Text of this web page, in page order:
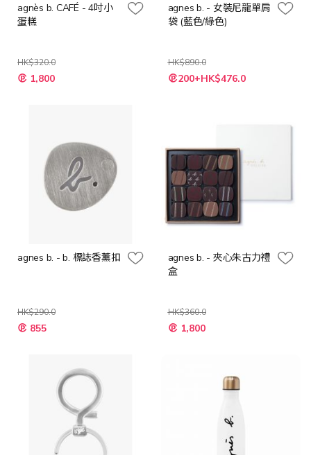
agnès b. CAFÉ - 4吋小
蛋糕
HK$320.0
特
殊 1,800
agnes b. - 女裝尼龍單肩
袋 (藍色/綠色)
HK$890.0
200+HK$476.0
agnes b. - b. 標誌香薰扣
HK$290.0
特
殊 855
agnes b. - 夾心朱古力禮
盒
HK$360.0
特
殊 1,800